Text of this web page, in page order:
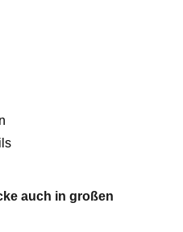
auch in großen